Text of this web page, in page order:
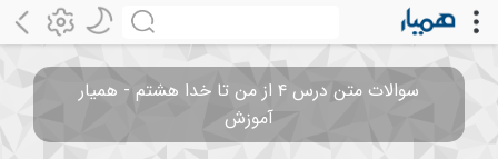
سوالات متن درس ۴ از من تا خدا هشتم - همیار
آموزش